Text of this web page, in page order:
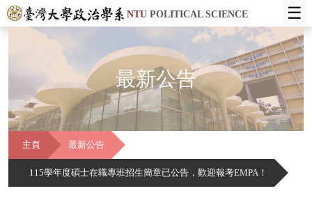
NTUPOLITICAL SCIENCE ☰
最新公告
主頁 最新公告
115學年度碩士在職專班招生簡章已公告，歡迎報考EMPA！